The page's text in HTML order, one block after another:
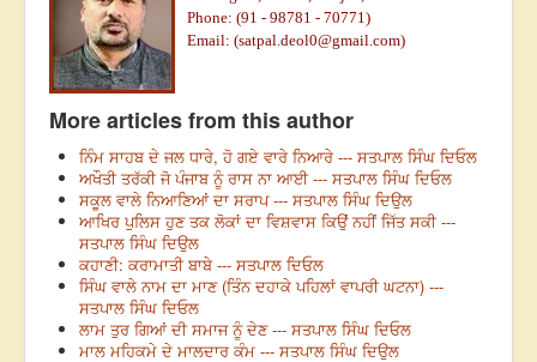
Phone: (91 - 98781 - 70771)
Email: (satpal.deol0@gmail.com)
More articles from this author
ਨਿੰਮ ਸਾਹਬ ਦੇ ਜਲ ਧਾਰੇ, ਹੋ ਗਏ ਵਾਰੇ ਨਿਆਰੇ --- ਸਤਪਾਲ ਸਿੰਘ ਦਿਓਲ
ਅਖੌਤੀ ਤਰੱਕੀ ਜੋ ਪੰਜਾਬ ਨੂੰ ਰਾਸ ਨਾ ਆਈ --- ਸਤਪਾਲ ਸਿੰਘ ਦਿਓਲ
ਸਕੂਲ ਵਾਲੇ ਨਿਆਣਿਆਂ ਦਾ ਸਰਾਪ --- ਸਤਪਾਲ ਸਿੰਘ ਦਿਉਲ
ਆਖਿਰ ਪੁਲਿਸ ਹੁਣ ਤਕ ਲੋਕਾਂ ਦਾ ਵਿਸ਼ਵਾਸ ਕਿਉਂ ਨਹੀਂ ਜਿੱਤ ਸਕੀ ---
ਸਤਪਾਲ ਸਿੰਘ ਦਿਉਲ
ਕਹਾਣੀ: ਕਰਾਮਾਤੀ ਬਾਬੇ --- ਸਤਪਾਲ ਦਿਓਲ
ਸਿੰਘ ਵਾਲੇ ਨਾਮ ਦਾ ਮਾਣ (ਤਿੰਨ ਦਹਾਕੇ ਪਹਿਲਾਂ ਵਾਪਰੀ ਘਟਨਾ) ---
ਸਤਪਾਲ ਸਿੰਘ ਦਿਓਲ
ਲਾਮ ਤੁਰ ਗਿਆਂ ਦੀ ਸਮਾਜ ਨੂੰ ਦੇਣ --- ਸਤਪਾਲ ਸਿੰਘ ਦਿਓਲ
ਮਾਲ ਮਹਿਕਮੇ ਦੇ ਮਾਲਦਾਰ ਕੰਮ --- ਸਤਪਾਲ ਸਿੰਘ ਦਿਉਲ